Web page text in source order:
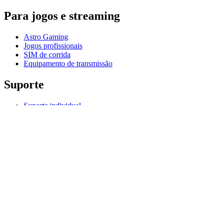
Para jogos e streaming
Astro Gaming
Jogos profissionais
SIM de corrida
Equipamento de transmissão
Suporte
Suporte individual